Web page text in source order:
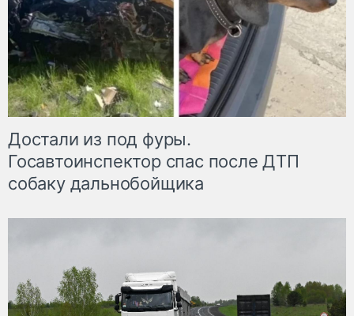
Достали из под фуры.
Госавтоинспектор спас после ДТП
собаку дальнобойщика